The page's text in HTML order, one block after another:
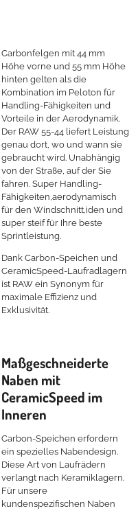
Carbonfelgen mit 44 mm
Höhe vorne und 55 mm Höhe
hinten gelten als die
Kombination im Peloton für
Handling-Fähigkeiten und
Vorteile in der Aerodynamik.
Der RAW 55-44 liefert Leistung
genau dort, wo und wann sie
gebraucht wird. Unabhängig
von der Straße, auf der Sie
fahren. Super Handling-
Fähigkeiten,aerodynamisch
für den Windschnitt,iden und
super steif für Ihre beste
Sprintleistung.
Dank Carbon-Speichen und
CeramicSpeed-Laufradlagern
ist RAW ein Synonym für
maximale Effizienz und
Exklusivität.
Maßgeschneiderte
Naben mit
CeramicSpeed im
Inneren
Carbon-Speichen erfordern
ein spezielles Nabendesign.
Diese Art von Laufrädern
verlangt nach Keramiklagern.
Für unsere
kundenspezifischen Naben